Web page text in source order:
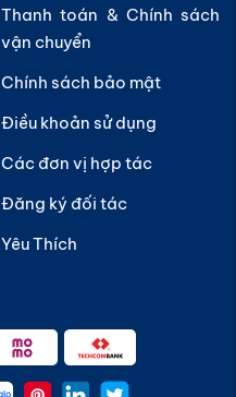
Thanh toán & Chính sách
vận chuyển
Chính sách bảo mật
Điều khoản sử dụng
Các đơn vị hợp tác
Đăng ký đối tác
Yêu Thích